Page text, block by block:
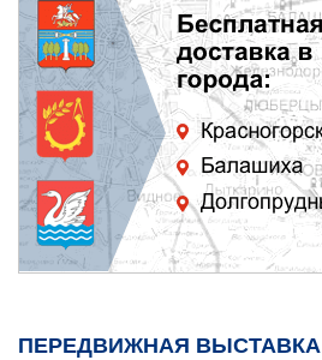
ПЕРЕДВИЖНАЯ